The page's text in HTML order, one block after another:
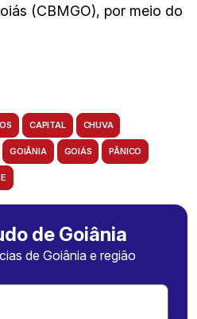
(CBMGO), por meio do
CAPITAL CHUVA
GOIÂNIA GOIÁS PÂNICO
de Goiânia
de Goiânia e região